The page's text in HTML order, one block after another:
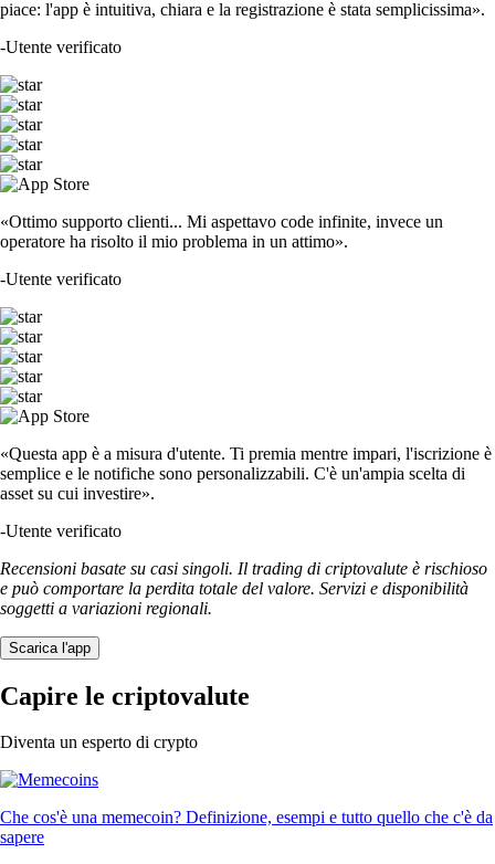
piace: l'app è intuitiva, chiara e la registrazione è stata semplicissima».
-Utente verificato
«Ottimo supporto clienti... Mi aspettavo code infinite, invece un
operatore ha risolto il mio problema in un attimo».
-Utente verificato
«Questa app è a misura d'utente. Ti premia mentre impari, l'iscrizione è
semplice e le notifiche sono personalizzabili. C'è un'ampia scelta di
asset su cui investire».
-Utente verificato
Recensioni basate su casi singoli. Il trading di criptovalute è rischioso
e può comportare la perdita totale del valore. Servizi e disponibilità
soggetti a variazioni regionali.
Scarica l'app
Capire le criptovalute
Diventa un esperto di crypto
Che cos'è una memecoin? Definizione, esempi e tutto quello che c'è da
sapere